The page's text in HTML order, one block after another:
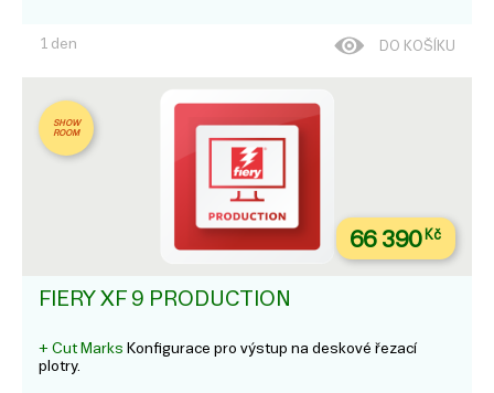
1 den DO KOŠÍKU
SHOW
ROOM
66 390Kč
FIERY XF 9 PRODUCTION
+ Cut Marks Konfigurace pro výstup na deskové řezací
plotry.